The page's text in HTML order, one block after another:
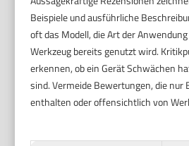
Beispiele und ausführliche
oft das Modell, die Art der
Werkzeug bereits genutzt wird.
erkennen, ob ein Gerät Schwächen
sind. Vermeide Bewertungen, die nur
enthalten oder offensichtlich von